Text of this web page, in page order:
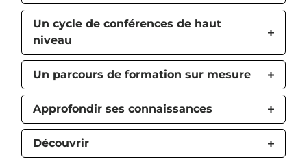
Un cycle de conférences de haut
niveau
Un parcours de formation sur mesure
Approfondir ses connaissances
Découvrir